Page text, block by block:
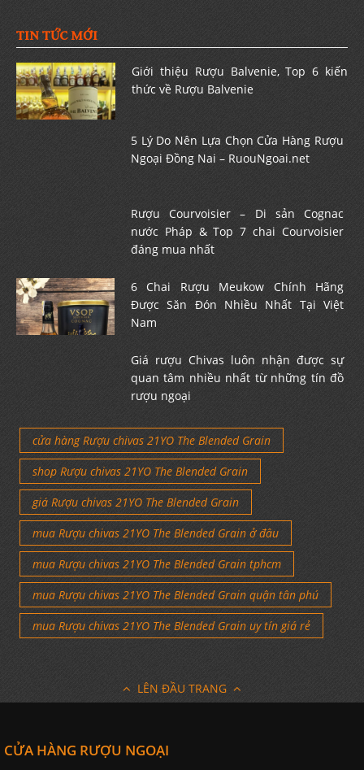
TIN TỨC MỚI
Giới thiệu Rượu Balvenie, Top 6 kiến
thức về Rượu Balvenie
5 Lý Do Nên Lựa Chọn Cửa Hàng Rượu
Ngoại Đồng Nai – RuouNgoai.net
Rượu Courvoisier – Di sản Cognac
nước Pháp & Top 7 chai Courvoisier
đáng mua nhất
6 Chai Rượu Meukow Chính Hãng
Được Săn Đón Nhiều Nhất Tại Việt
Nam
Giá rượu Chivas luôn nhận được sự
quan tâm nhiều nhất từ những tín đồ
rượu ngoại
cửa hàng Rượu chivas 21YO The Blended Grain
shop Rượu chivas 21YO The Blended Grain
giá Rượu chivas 21YO The Blended Grain
mua Rượu chivas 21YO The Blended Grain ở đâu
mua Rượu chivas 21YO The Blended Grain tphcm
mua Rượu chivas 21YO The Blended Grain quận tân phú
mua Rượu chivas 21YO The Blended Grain uy tín giá rẻ
LÊN ĐẦU TRANG
CỬA HÀNG RƯỢU NGOẠI